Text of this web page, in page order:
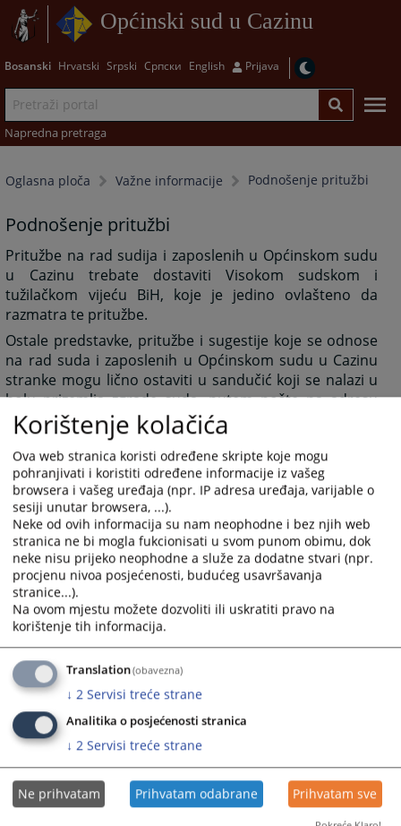
Općinski sud u Cazinu
Bosanski Hrvatski Srpski Српски English Prijava
Napredna pretraga
Oglasna ploča Važne informacije Podnošenje pritužbi
Podnošenje pritužbi
Pritužbe na rad sudija i zaposlenih u Općinskom sudu
u Cazinu trebate dostaviti Visokom sudskom i
tužilačkom vijeću BiH, koje je jedino ovlašteno da
razmatra te pritužbe.
Ostale predstavke, pritužbe i sugestije koje se odnose
na rad suda i zaposlenih u Općinskom sudu u Cazinu
stranke mogu lično ostaviti u sandučić koji se nalazi u
holu prizemlja zgrade suda, putem pošte na adresu
suda ili na e-mail adresu Predsjednika suda:
erol.husic@pravosudje.ba
5080PREGLEDA
Korištenje kolačića
Ova web stranica koristi određene skripte koje mogu
pohranjivati i koristiti određene informacije iz vašeg
browsera i vašeg uređaja (npr. IP adresa uređaja, varijable o
sesiji unutar browsera, ...).
Neke od ovih informacija su nam neophodne i bez njih web
stranica ne bi mogla fukcionisati u svom punom obimu, dok
neke nisu prijeko neophodne a služe za dodatne stvari (npr.
procjenu nivoa posjećenosti, budućeg usavršavanja
stranice...).
Na ovom mjestu možete dozvoliti ili uskratiti pravo na
korištenje tih informacija.
Translation(obavezna)
↓ 2 Servisi treće strane
Analitika o posjećenosti stranica
↓ 2 Servisi treće strane
Ne prihvatam Prihvatam odabrane Prihvatam sve